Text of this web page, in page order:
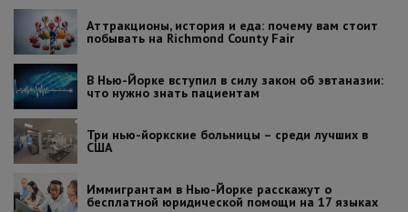
Аттракционы, история и еда: почему вам стоит
побывать на Richmond County Fair
В Нью-Йорке вступил в силу закон об эвтаназии:
что нужно знать пациентам
Три нью-йоркские больницы – среди лучших в
США
Иммигрантам в Нью-Йорке расскажут о
бесплатной юридической помощи на 17 языках